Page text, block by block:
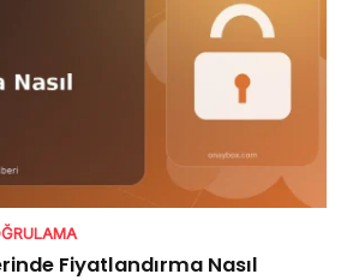
Fiyatlandırma Nasıl